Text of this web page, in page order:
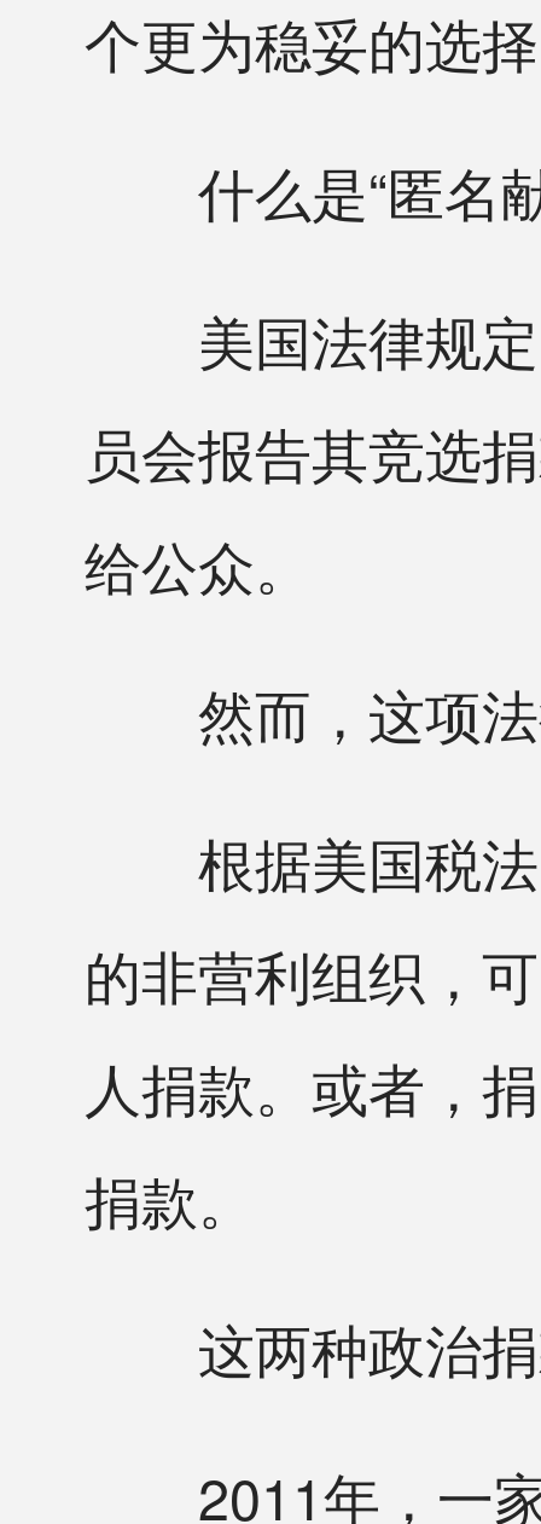
个更为稳妥的选
什么是“匿名
美国法律规定
员会报告其竞选
给公众。
然而，这项法
根据美国税法
的非营利组织，
人捐款。或者，
捐款。
这两种政治捐
2011年，一家